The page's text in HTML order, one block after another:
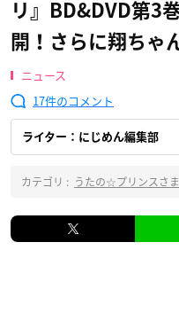
リ』BD&DVD第3
開！さらに翔ちゃ
ニュース
17
ライター：にじめん編集部
カテゴリ : うたの☆プリンスさ